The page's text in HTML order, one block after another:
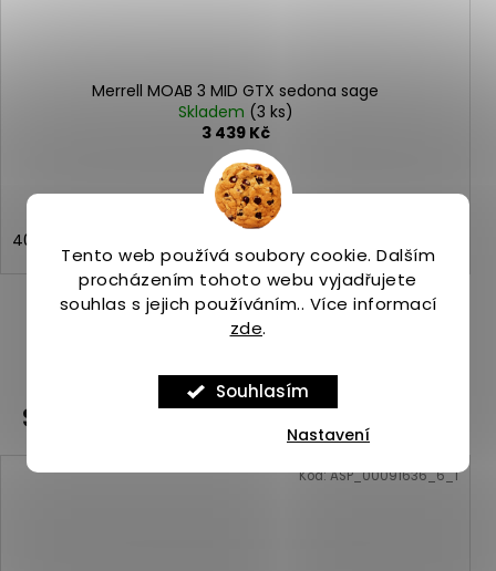
Tento web používá soubory cookie. Dalším
procházením tohoto webu vyjadřujete
souhlas s jejich používáním.. Více informací
zde.
Souhlasím
Nastavení
Merrell MOAB 3 MID GTX sedona sage
Skladem (3 ks)
3 439 Kč
40
Související produkty
Kód:ASP_00091636_6_1